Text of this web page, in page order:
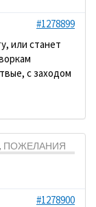
#1278899
или станет
с заходом
ПОЖЕЛАНИЯ
#1278900